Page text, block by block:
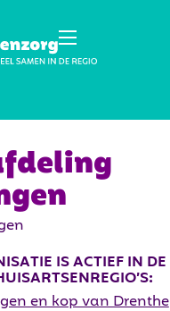
IS ACTIEF IN DE
en kop van Drenthe